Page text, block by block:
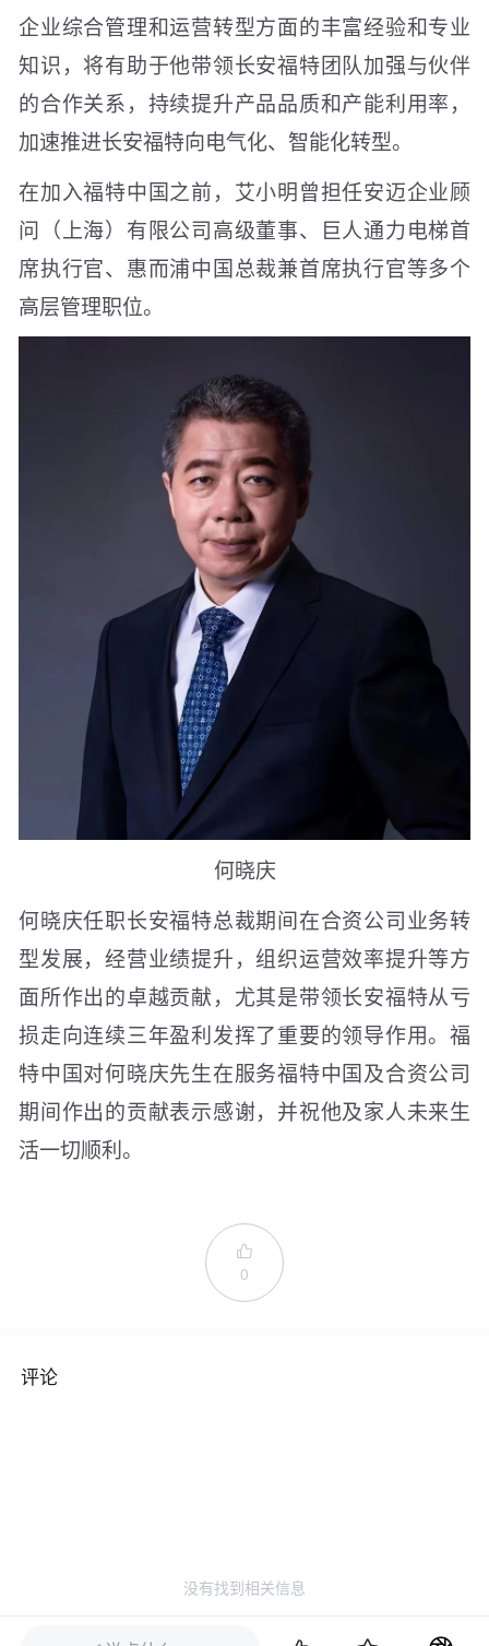
企业综合管理和运营转型方面的丰富经验和专业
知识，将有助于他带领长安福特团队加强与伙伴
的合作关系，持续提升产品品质和产能利用率，
加速推进长安福特向电气化、智能化转型。
在加入福特中国之前，艾小明曾担任安迈企业顾
问（上海）有限公司高级董事、巨人通力电梯首
席执行官、惠而浦中国总裁兼首席执行官等多个
高层管理职位。
何晓庆
何晓庆任职长安福特总裁期间在合资公司业务转
型发展，经营业绩提升，组织运营效率提升等方
面所作出的卓越贡献，尤其是带领长安福特从亏
损走向连续三年盈利发挥了重要的领导作用。福
特中国对何晓庆先生在服务福特中国及合资公司
期间作出的贡献表示感谢，并祝他及家人未来生
活一切顺利。

0
评论
没有找到相关信息